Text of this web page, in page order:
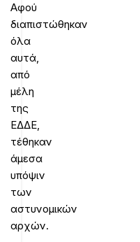
Αφού
διαπιστώθηκαν
όλα
αυτά,
από
μέλη
της
ΕΔΔΕ,
τέθηκαν
άμεσα
υπόψιν
των
αστυνομικών
αρχών.